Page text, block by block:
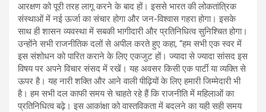
आरक्षण को पूरी तरह लागू करने के बाद हों। इससे भारत की लोकतांत्रिक
संस्थाओं में नई ऊर्जा का संचार होगा और जन-विश्वास गहरा होगा। इसके
साथ ही शासन व्यवस्था में सबकी भागीदारी और प्रतिनिधित्व सुनिश्चित होगा।
उन्होंने सभी राजनीतिक दलों से अपील करते हुए कहा, “हम सभी एक स्वर में
इस संशोधन को पारित कराने के लिए एकजुट हों। ज्यादा से ज्यादा सांसद इस
विषय पर अपने विचार संसद में रखें। यह अवसर किसी एक पार्टी या व्यक्ति से
ऊपर है। यह नारी शक्ति और आने वाली पीढ़ियों के लिए हमारी जिम्मेदारी भी
है। हम सभी दल काफी समय से चाहते रहे हैं कि राजनीति में महिलाओं का
प्रतिनिधित्व बढ़े। इस आकांक्षा को वास्तविकता में बदलने का यही सही समय